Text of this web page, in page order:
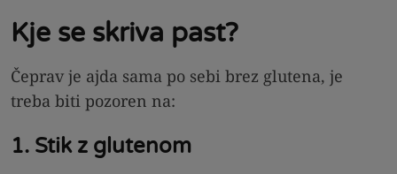
Kje se skriva past?
Čeprav je ajda sama po sebi brez glutena, je
treba biti pozoren na:
1. Stik z glutenom